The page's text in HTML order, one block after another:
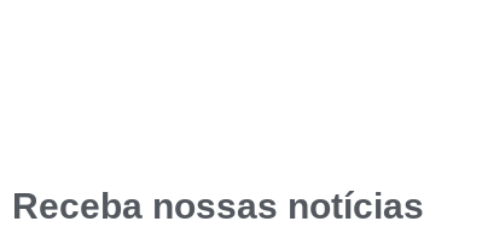
Receba nossas notícias